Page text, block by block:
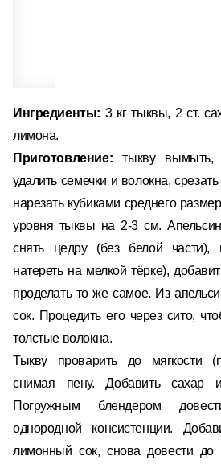
Ингредиенты: 3 кг тыквы, 2 ст.
лимона.
Приготовление:тыкву вымыть,
удалить семечки и волокна,
нарезать кубиками среднего
уровня тыквы на 2-3 см.
снять цедру (без белой части),
натереть на мелкой тёрке),
проделать то же самое. Из
сок. Процедить его через сито,
толстые волокна.
Тыкву проварить до мягкости
снимая пену. Добавить сахар
Погружным блендером
однородной консистенции.
лимонный сок, снова довести до